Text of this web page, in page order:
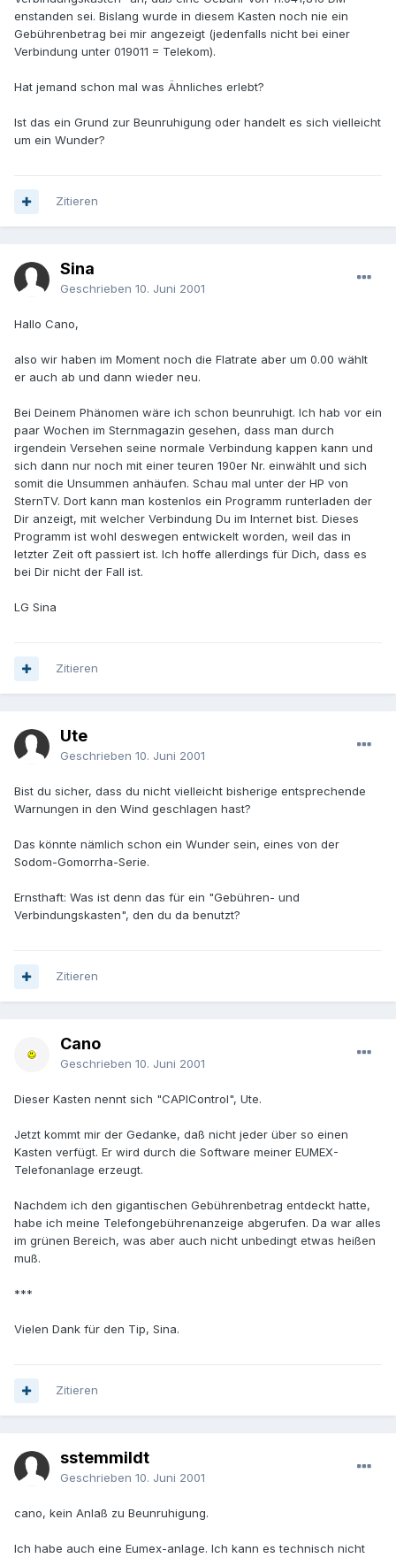
enstanden sei. Bislang wurde in diesem Kasten noch nie ein
Gebührenbetrag bei mir angezeigt (jedenfalls nicht bei einer
Verbindung unter 019011 = Telekom).
Hat jemand schon mal was Ähnliches erlebt?
Ist das ein Grund zur Beunruhigung oder handelt es sich vielleicht
um ein Wunder?
Zitieren
Sina
Geschrieben 10. Juni 2001
Hallo Cano,
also wir haben im Moment noch die Flatrate aber um 0.00 wählt
er auch ab und dann wieder neu.
Bei Deinem Phänomen wäre ich schon beunruhigt. Ich hab vor ein
paar Wochen im Sternmagazin gesehen, dass man durch
irgendein Versehen seine normale Verbindung kappen kann und
sich dann nur noch mit einer teuren 190er Nr. einwählt und sich
somit die Unsummen anhäufen. Schau mal unter der HP von
SternTV. Dort kann man kostenlos ein Programm runterladen der
Dir anzeigt, mit welcher Verbindung Du im Internet bist. Dieses
Programm ist wohl deswegen entwickelt worden, weil das in
letzter Zeit oft passiert ist. Ich hoffe allerdings für Dich, dass es
bei Dir nicht der Fall ist.
LG Sina
Zitieren
Ute
Geschrieben 10. Juni 2001
Bist du sicher, dass du nicht vielleicht bisherige entsprechende
Warnungen in den Wind geschlagen hast?
Das könnte nämlich schon ein Wunder sein, eines von der
Sodom-Gomorrha-Serie.
Ernsthaft: Was ist denn das für ein "Gebühren- und
Verbindungskasten", den du da benutzt?
Zitieren
Cano
Geschrieben 10. Juni 2001
Dieser Kasten nennt sich "CAPIControl", Ute.
Jetzt kommt mir der Gedanke, daß nicht jeder über so einen
Kasten verfügt. Er wird durch die Software meiner EUMEX-
Telefonanlage erzeugt.
Nachdem ich den gigantischen Gebührenbetrag entdeckt hatte,
habe ich meine Telefongebührenanzeige abgerufen. Da war alles
im grünen Bereich, was aber auch nicht unbedingt etwas heißen
muß.
***
Vielen Dank für den Tip, Sina.
Zitieren
sstemmildt
Geschrieben 10. Juni 2001
cano, kein Anlaß zu Beunruhigung.
Ich habe auch eine Eumex-anlage. Ich kann es technisch nicht